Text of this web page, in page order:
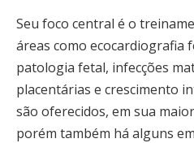
Seu foco central é o
áreas como ecocardiografia
patologia fetal, infecções
placentárias e crescimento
são oferecidos, em sua
porém também há alguns